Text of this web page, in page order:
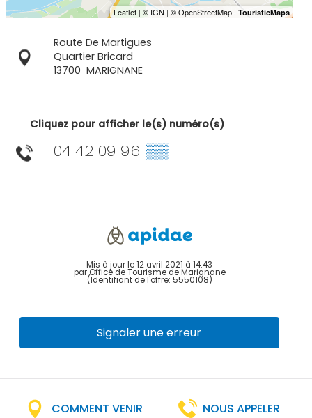
Route De Martigues
Quartier Bricard
13700 MARIGNANE
Cliquez pour afficher le(s) numéro(s)
04 42 09 96 ▒▒
Mis à jour le 12 avril 2021 à 14:43
par Office de Tourisme de Marignane
(Identifiant de l'offre: 5550108)
Signaler une erreur
COMMENT VENIR NOUS APPELER